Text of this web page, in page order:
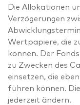
Die Allokationen
Verzögerungen
Wertpapiere, die
können. Der
zu Zwecken des
einsetzen, die
führen können.
jederzeit ändern.